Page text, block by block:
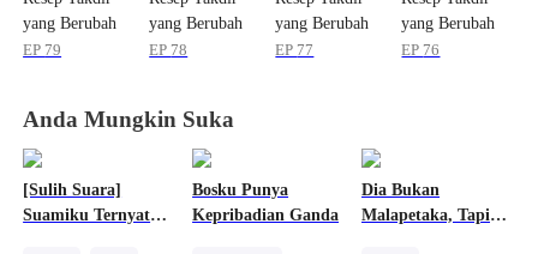
yang Berubah
EP 79
yang Berubah
EP 78
yang Berubah
EP 77
yang Berubah
EP 76
Anda Mungkin Suka
[Sulih Suara]
Suamiku Ternyata
Bosku Punya
Kepribadian Ganda
Dia Bukan
Malapetaka, Tapi